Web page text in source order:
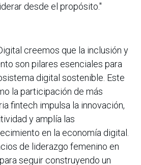
desde el propósito."
creemos que la inclusión y
son pilares esenciales para
digital sostenible. Este
la participación de más
fintech impulsa la innovación,
y amplía las
en la economía digital.
de liderazgo femenino en
seguir construyendo un